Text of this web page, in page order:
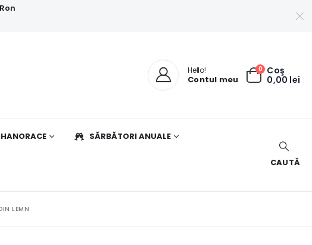
Hello!
Contul meu
0 Coş
0,00 lei
HANORACE SĂRBĂTORI ANUALE
CAUTĂ
LEMN